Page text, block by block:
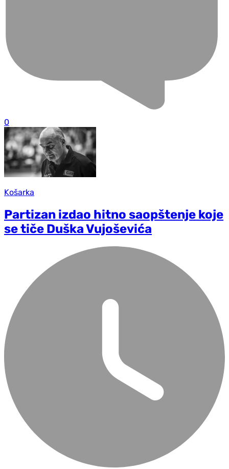
0
Košarka
Partizan izdao hitno saopštenje koje
se tiče Duška Vujoševića